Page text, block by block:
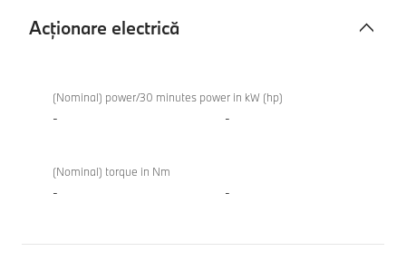
Acţionare electrică
electrică
(Nominal) power/30 minutes power in kW (hp)
- -
(Nominal) torque in Nm
- -